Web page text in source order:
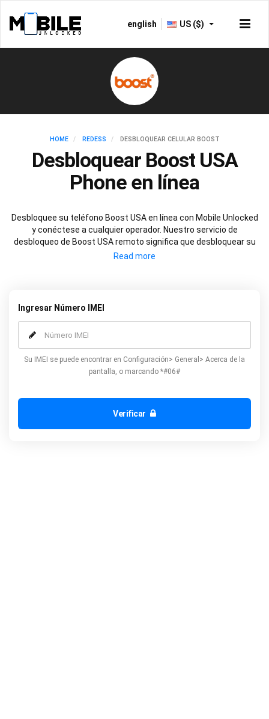
english US ($)
HOME REDESS DESBLOQUEAR CELULAR BOOST
Desbloquear Boost USA
Phone en línea
Desbloquee su teléfono Boost USA en línea con Mobile Unlocked
y conéctese a cualquier operador. Nuestro servicio de
desbloqueo de Boost USA remoto significa que desbloquear su
teléfono Boost USA no podría ser más fácil. Con nuestro servicio
Ingresar Número IMEI
Su IMEI se puede encontrar en Configuración> General> Acerca de la
pantalla, o marcando *#06#
Verificar